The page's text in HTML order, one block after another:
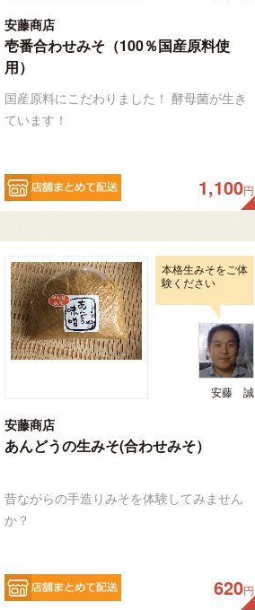
安藤商店
壱番合わせみそ（100％国産原料使
用）
国産原料にこだわりました！ 酵母菌が生き
ています！
1,100円
本格生みそをご体
験ください
安藤 誠
安藤商店
あんどうの生みそ(合わせみそ）
昔ながらの手造りみそを体験してみません
か？
620円